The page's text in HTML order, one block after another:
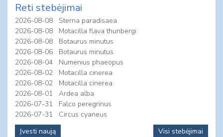
Reti stebėjimai
2026-08-08
Sterna paradisaea
2026-08-08
Motacilla flava thunbergi
2026-08-08
Botaurus minutus
2026-08-06
Botaurus minutus
2026-08-04
Numenius phaeopus
2026-08-02
Motacilla cinerea
2026-08-02
Motacilla cinerea
2026-08-01
Ardea alba
2026-07-31
Falco peregrinus
2026-07-31
Circus cyaneus
Įvesti naują
Visi stebėjimai